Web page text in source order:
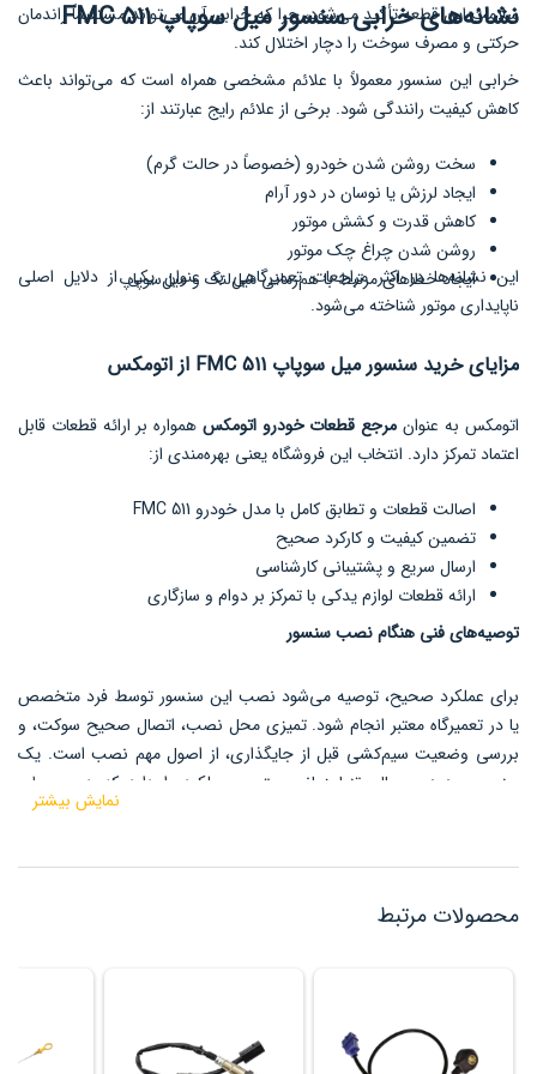
سلامت این قطعه تأکید می‌شود، چرا که خرابی آن می‌تواند مستقیماً راندمان
حرکتی و مصرف سوخت را دچار اختلال کند.
نشانه‌های خرابی سنسور میل سوپاپ FMC 511
خرابی این سنسور معمولاً با علائم مشخصی همراه است که می‌تواند باعث
کاهش کیفیت رانندگی شود. برخی از علائم رایج عبارتند از:
سخت روشن شدن خودرو (خصوصاً در حالت گرم)
ایجاد لرزش یا نوسان در دور آرام
کاهش قدرت و کشش موتور
روشن شدن چراغ چک موتور
ایجاد خطاهای مرتبط با هم‌زمانی میل‌لنگ و میل‌سوپاپ
این نشانه‌ها در اکثر مراجعات تعمیرگاهی به عنوان یکی از دلایل اصلی
ناپایداری موتور شناخته می‌شود.
مزایای خرید سنسور میل سوپاپ FMC 511 از اتومکس
اتومکس به عنوان مرجع قطعات خودرو اتومکس همواره بر ارائه قطعات قابل
اعتماد تمرکز دارد. انتخاب این فروشگاه یعنی بهره‌مندی از:
اصالت قطعات و تطابق کامل با مدل خودرو FMC 511
تضمین کیفیت و کارکرد صحیح
ارسال سریع و پشتیبانی کارشناسی
ارائه قطعات لوازم یدکی با تمرکز بر دوام و سازگاری
توصیه‌های فنی هنگام نصب سنسور
برای عملکرد صحیح، توصیه می‌شود نصب این سنسور توسط فرد متخصص
یا در تعمیرگاه معتبر انجام شود. تمیزی محل نصب، اتصال صحیح سوکت، و
بررسی وضعیت سیم‌کشی قبل از جایگذاری، از اصول مهم نصب است. یک
سنسور جدید و سالم تنها زمانی بهترین عملکرد را دارد که در محیطی
نمایش بیشتر
محصولات مرتبط